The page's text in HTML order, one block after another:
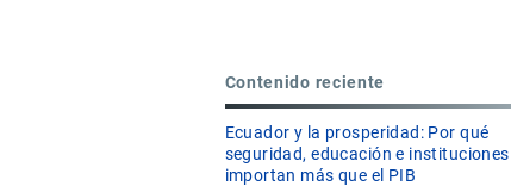
Contenido reciente
Ecuador y la prosperidad: Por qué
seguridad, educación e instituciones
importan más que el PIB